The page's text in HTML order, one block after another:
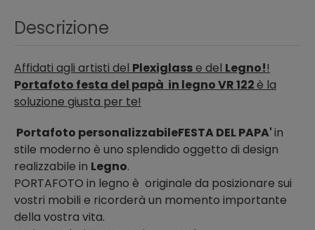
Descrizione
Affidati agli artisti del Plexiglasse del Legno!!
Portafoto festa del papà in legno VR 122è la
soluzione giusta per te!
Portafoto personalizzabileFESTA DEL PAPA'in
stile moderno è uno splendido oggetto di design
realizzabile in Legno.
PORTAFOTO in legno è originale da posizionare sui
vostri mobili e ricorderà un momento importante
della vostra vita.